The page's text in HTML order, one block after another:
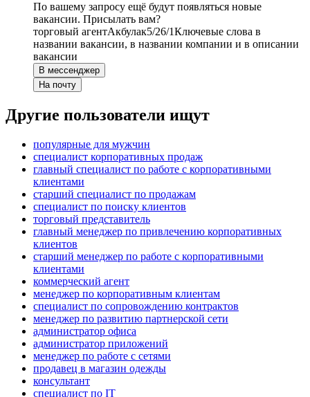
По вашему запросу ещё будут появляться новые
вакансии. Присылать вам?
торговый агентАкбулак5/26/1Ключевые слова в
названии вакансии, в названии компании и в описании
вакансии
В мессенджер
На почту
Другие пользователи ищут
популярные для мужчин
специалист корпоративных продаж
главный специалист по работе с корпоративными
клиентами
старший специалист по продажам
специалист по поиску клиентов
торговый представитель
главный менеджер по привлечению корпоративных
клиентов
старший менеджер по работе с корпоративными
клиентами
коммерческий агент
менеджер по корпоративным клиентам
специалист по сопровождению контрактов
менеджер по развитию партнерской сети
администратор офиса
администратор приложений
менеджер по работе с сетями
продавец в магазин одежды
консультант
специалист по IT